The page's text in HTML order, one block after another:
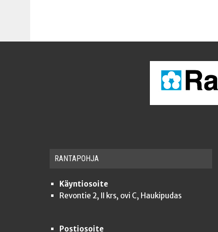
RAN­TA­POH­JA
Käyntiosoite
Revontie 2, II krs, ovi C, Haukipudas
Postiosoite